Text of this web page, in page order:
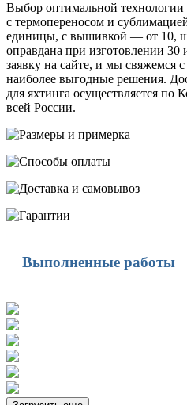
Выбор оптимальной технологии
с термопереносом и
единицы, с вышивкой — от 10,
оправдана при изготовлении 30
заявку на сайте, и мы свяжемся
наиболее выгодные решения.
для яхтинга осуществляется по
всей России.
Выполненные работы